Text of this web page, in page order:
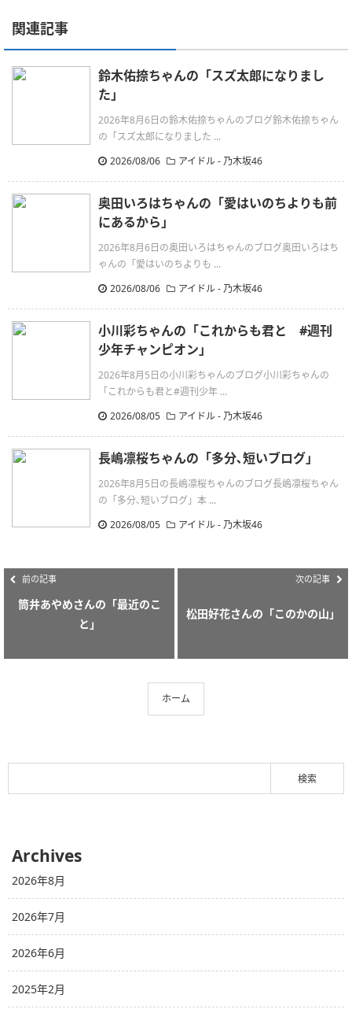
関連記事
鈴木佑捺ちゃんの「スズ太郎になりまし
た」
2026年8月6日の鈴木佑捺ちゃんのブログ鈴木佑捺ちゃん
の「スズ太郎になりました ...
2026/08/06
アイドル - 乃木坂46
奥田いろはちゃんの「愛はいのちよりも前
にあるから」
2026年8月6日の奥田いろはちゃんのブログ奥田いろはち
ゃんの「愛はいのちよりも ...
2026/08/06
アイドル - 乃木坂46
小川彩ちゃんの「これからも君と #週刊
少年チャンピオン」
2026年8月5日の小川彩ちゃんのブログ小川彩ちゃんの
「これからも君と#週刊少年 ...
2026/08/05
アイドル - 乃木坂46
長嶋凛桜ちゃんの「多分､短いブログ」
2026年8月5日の長嶋凛桜ちゃんのブログ長嶋凛桜ちゃん
の「多分､短いブログ」本 ...
2026/08/05
アイドル - 乃木坂46
前の記事
筒井あやめさんの「最近のこ
と」
次の記事
松田好花さんの「このかの山」
ホーム
Archives
2026年8月
2026年7月
2026年6月
2025年2月